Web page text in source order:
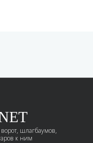
шлагбаумов,
к ним